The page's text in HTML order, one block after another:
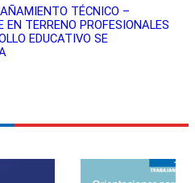
TÉCNICO –
EN TERRENO PROFESIONALES
EDUCATIVO SE